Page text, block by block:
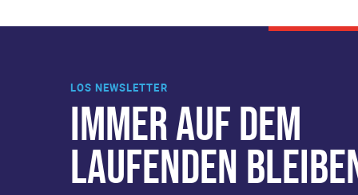
LOS NEWSLETTER
IMMER AUF DEM
LAUFENDEN